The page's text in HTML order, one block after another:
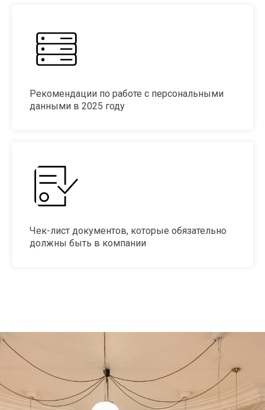
Рекомендации по работе с персональными
данными в 2025 году
Чек-лист документов, которые обязательно
должны быть в компании